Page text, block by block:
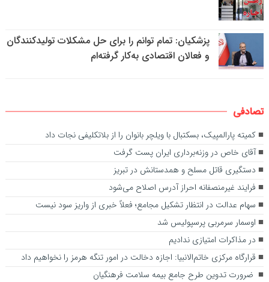
پزشکیان: تمام توانم را برای حل مشکلات تولیدکنندگان
و فعالان اقتصادی به‌کار گرفته‌ام
تصادفی
کمیته پارالمپیک، بسکتبال با ویلچر بانوان را از بلاتکلیفی نجات داد
آقای خاص در وزنه‌برداری ایران پست گرفت
دستگیری قاتل مسلح و همدستانش در تبریز
فرایند غیرمنصفانه احراز آدرس اصلاح می‌شود
سهام عدالت در انتظار تشکیل مجامع؛ فعلاً خبری از واریز سود نیست
اوسمار سرمربی پرسپولیس شد
در مذاکرات امتیازی ندادیم
قرارگاه مرکزی خاتم‌الانبیا: اجازه دخالت در امور تنگه هرمز را نخواهیم داد
ضرورت تدوین طرح جامع بیمه سلامت فرهنگیان